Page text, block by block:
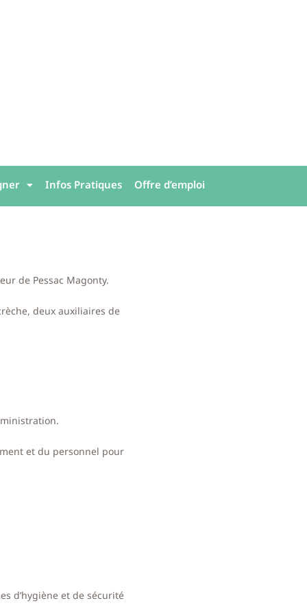
Infos Pratiques Offre d’emploi
de Pessac Magonty.
deux auxiliaires de
et du personnel pour
d’hygiène et de sécurité